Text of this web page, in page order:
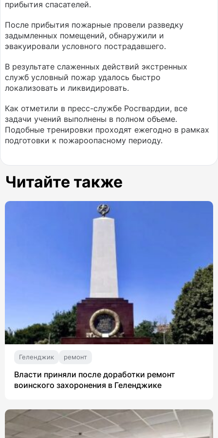
прибытия спасателей.
После прибытия пожарные провели разведку
задымленных помещений, обнаружили и
эвакуировали условного пострадавшего.
В результате слаженных действий экстренных
служб условный пожар удалось быстро
локализовать и ликвидировать.
Как отметили в пресс-службе Росгвардии, все
задачи учений выполнены в полном объеме.
Подобные тренировки проходят ежегодно в рамках
подготовки к пожароопасному периоду.
Читайте также
Геленджик ремонт
Власти приняли после доработки ремонт
воинского захоронения в Геленджике